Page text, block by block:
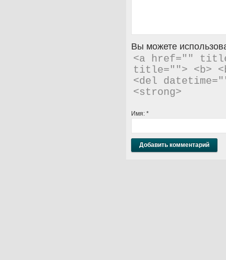
Вы можете
<a href=""
title=""> <b>
<del
<strong>
Имя: *